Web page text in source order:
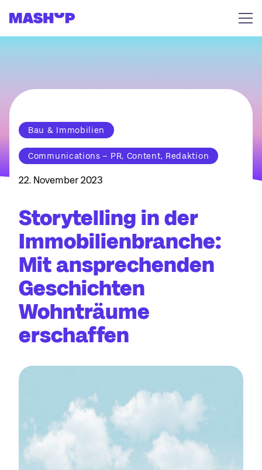
Bau & Immobilien
Communications – PR, Content, Redaktion
22. November 2023
Storytelling in der
Immobilienbranche:
Mit ansprechenden
Geschichten
Wohnträume
erschaffen